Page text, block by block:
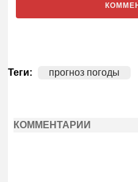
Теги: прогноз погоды
КОММЕНТАРИИ